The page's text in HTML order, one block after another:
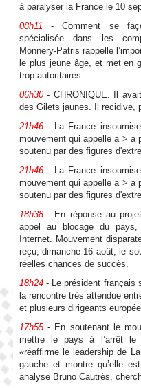
à paralyser la France le 10
08h11 - Comment se
spécialisée dans les
Monnery-Patris rappelle
le plus jeune âge, et met en
trop autoritaires.
06h30- CHRONIQUE. Il
des Gilets jaunes. Il recidive,
21h46- La France
mouvement qui appelle a > a
soutenu par des figures
21h46- La France
mouvement qui appelle a > a
soutenu par des figures
18h38- En réponse au
appel au blocage du
Internet. Mouvement
reçu, dimanche 16 août, le
réelles chances de succès.
18h24- Le président français
la rencontre très attendue
et plusieurs dirigeants
17h55- En soutenant le
mettre le pays à l’arrêt le
«réaffirme le leadership de
gauche et montre qu’elle
analyse Bruno Cautrès,